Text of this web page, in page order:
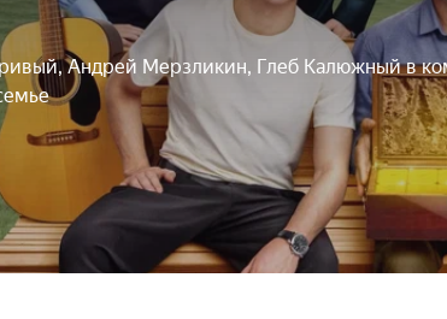
Андрей Мерзликин, Глеб Калюжный в